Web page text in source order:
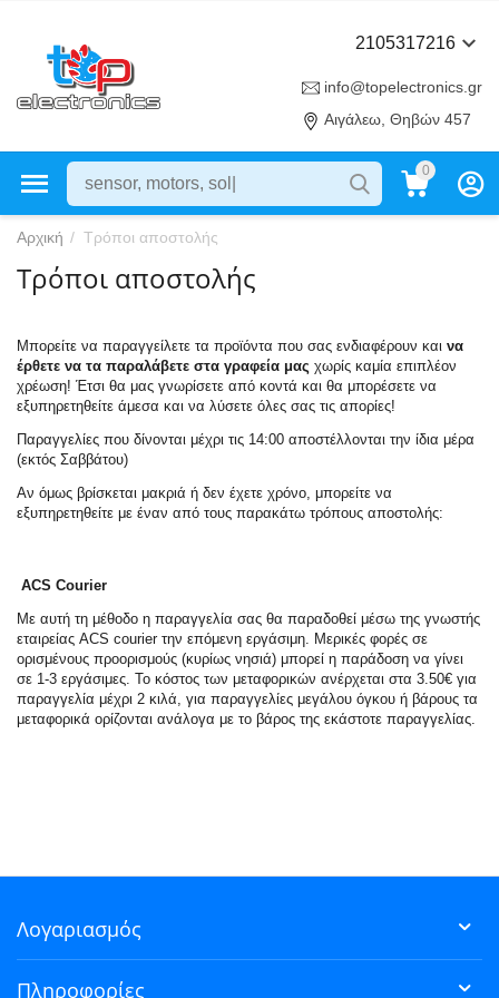
2105317216
info@topelectronics.gr
Αιγάλεω, Θηβών 457
0
Αρχική / Τρόποι αποστολής
Τρόποι αποστολής
Μπορείτε να παραγγείλετε τα προϊόντα που σας ενδιαφέρουν και να
έρθετε να τα παραλάβετε στα γραφεία μας χωρίς καμία επιπλέον
χρέωση! Έτσι θα μας γνωρίσετε από κοντά και θα μπορέσετε να
εξυπηρετηθείτε άμεσα και να λύσετε όλες σας τις απορίες!
Παραγγελίες που δίνονται μέχρι τις 14:00 αποστέλλονται την ίδια μέρα
(εκτός Σαββάτου)
Αν όμως βρίσκεται μακριά ή δεν έχετε χρόνο, μπορείτε να
εξυπηρετηθείτε με έναν από τους παρακάτω τρόπους αποστολής:
ACS Courier
Με αυτή τη μέθοδο η παραγγελία σας θα παραδοθεί μέσω της γνωστής
εταιρείας ACS courier την επόμενη εργάσιμη. Μερικές φορές σε
ορισμένους προορισμούς (κυρίως νησιά) μπορεί η παράδοση να γίνει
σε 1-3 εργάσιμες. Το κόστος των μεταφορικών ανέρχεται στα 3.50€ για
παραγγελία μέχρι 2 κιλά, για παραγγελίες μεγάλου όγκου ή βάρους τα
μεταφορικά ορίζονται ανάλογα με το βάρος της εκάστοτε παραγγελίας.
Λογαριασμός
Πληροφορίες